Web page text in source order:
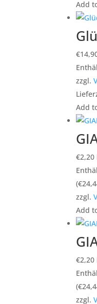
Add
€
zzgl.
Add
€2,20
(€
zzgl.
Add
€2,20
(€
zzgl.